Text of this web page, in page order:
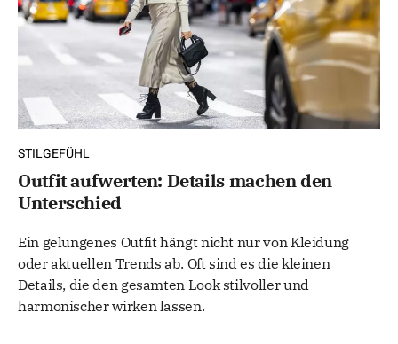
STILGEFÜHL
Outfit aufwerten: Details machen den
Unterschied
Ein gelungenes Outfit hängt nicht nur von Kleidung
oder aktuellen Trends ab. Oft sind es die kleinen
Details, die den gesamten Look stilvoller und
harmonischer wirken lassen.